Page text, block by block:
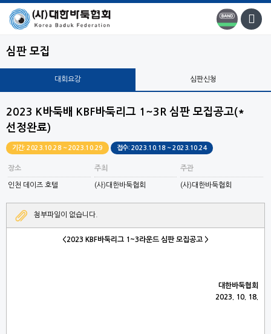
심판 모집
대회요강 심판신청
2023 K바둑배 KBF바둑리그 1~3R 심판 모집공고(*
선정완료)
기간: 2023.10.28 ~ 2023.10.29 접수: 2023.10.18 ~ 2023.10.24
장소
인천 데이즈 호텔
주최
(사)대한바둑협회
주관
(사)대한바둑협회
첨부파일이 없습니다.
<2023 KBF바둑리그 1~3라운드 심판 모집공고 >
대한바둑협회
2023. 10. 18.